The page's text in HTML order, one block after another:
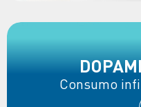
Consumo